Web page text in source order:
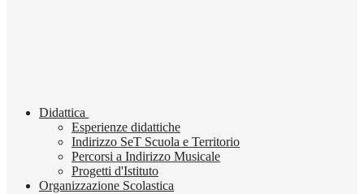
Didattica
Esperienze didattiche
Indirizzo SeT Scuola e Territorio
Percorsi a Indirizzo Musicale
Progetti d'Istituto
Organizzazione Scolastica